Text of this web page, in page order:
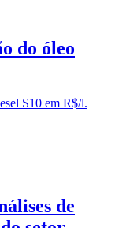
do óleo
S10 em R$/l.
de